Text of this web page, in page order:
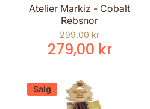
Atelier Markiz - Cobalt
Rebsnor
299,00 kr
279,00 kr
Salg